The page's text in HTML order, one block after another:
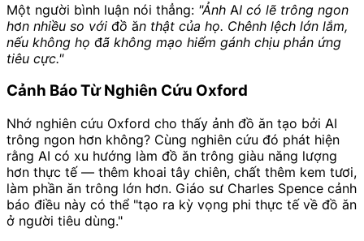
Một người bình luận nói thẳng: "Ảnh AI có lẽ trông ngon
hơn nhiều so với đồ ăn thật của họ. Chênh lệch lớn lắm,
nếu không họ đã không mạo hiểm gánh chịu phản ứng
tiêu cực."
Cảnh Báo Từ Nghiên Cứu Oxford
Nhớ nghiên cứu Oxford cho thấy ảnh đồ ăn tạo bởi AI
trông ngon hơn không? Cùng nghiên cứu đó phát hiện
rằng AI có xu hướng làm đồ ăn trông giàu năng lượng
hơn thực tế — thêm khoai tây chiên, chất thêm kem tươi,
làm phần ăn trông lớn hơn. Giáo sư Charles Spence cảnh
báo điều này có thể "tạo ra kỳ vọng phi thực tế về đồ ăn
ở người tiêu dùng."